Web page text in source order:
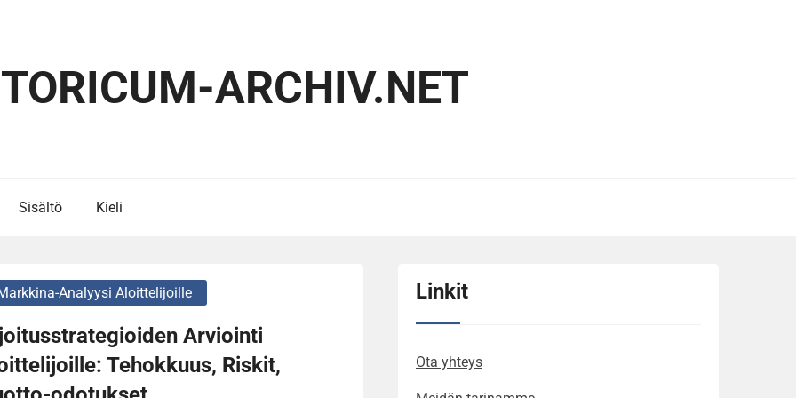
ARCHIV.NET
Sisältö Kieli
Analyysi Aloittelijoille
Arviointi
Tehokkuus, Riskit,
Linkit
Ota yhteys